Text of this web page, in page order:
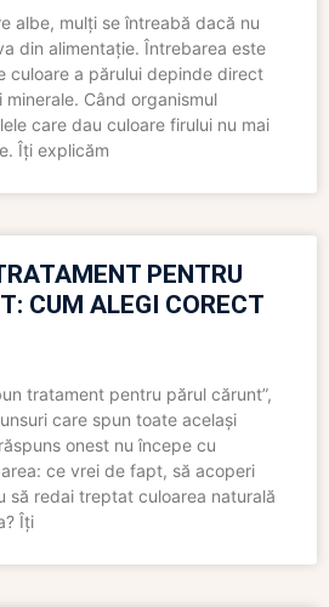
albe, mulți se întreabă dacă nu
din alimentație. Întrebarea este
culoare a părului depinde direct
Când organismul
care dau culoare firului nu mai
Îți explicăm
PENTRU
CUM ALEGI CORECT
tratament pentru părul cărunt”,
care spun toate același
onest nu începe cu
ce vrei de fapt, să acoperi
să redai treptat culoarea naturală
Îți